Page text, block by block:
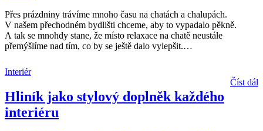
Přes prázdniny trávíme mnoho času na chatách a chalupách.
V našem přechodném bydlišti chceme, aby to vypadalo pěkně.
A tak se mnohdy stane, že místo relaxace na chatě neustále
přemýšlíme nad tím, co by se ještě dalo vylepšit.…
Interiér
Číst dál
Hliník jako stylový doplněk každého
interiéru